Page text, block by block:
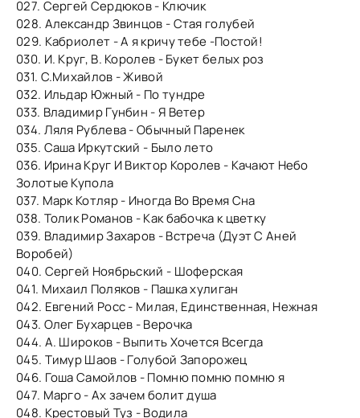
027. Сергей Сердюков - Ключик
028. Александр Звинцов - Стая голубей
029. Кабриолет - А я кричу тебе -Постой!
030. И. Круг, В. Королев - Букет белых роз
031. С.Михайлов - Живой
032. Ильдар Южный - По тундре
033. Владимир Гунбин - Я Ветер
034. Ляля Рублева - Обычный Паренек
035. Саша Иркутский - Было лето
036. Ирина Круг И Виктор Королев - Качают Небо
Золотые Купола
037. Марк Котляр - Иногда Во Время Сна
038. Толик Романов - Как бабочка к цветку
039. Владимир Захаров - Встреча (Дуэт С Аней
Воробей)
040. Сергей Ноябрьский - Шоферская
041. Михаил Поляков - Пашка хулиган
042. Евгений Росс - Милая, Единственная, Нежная
043. Олег Бухарцев - Верочка
044. А. Широков - Выпить Хочется Всегда
045. Тимур Шаов - Голубой Запорожец
046. Гоша Самойлов - Помню помню помню я
047. Марго - Ах зачем болит душа
048. Крестовый Туз - Водила